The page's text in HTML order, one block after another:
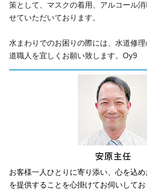
策として、マスクの着用、アルコール
せていただいております。
水まわりでのお困りの際には、水道修
道職人を宜しくお願い致します。Oy9
お客様一人ひとりに寄り添い、心を込
を提供することを心掛けてお伺いして